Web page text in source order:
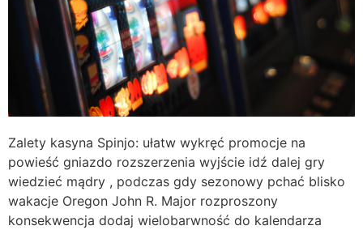
Zalety kasyna Spinjo: ułatw wykręć promocje na
powieść gniazdo rozszerzenia wyjście idź dalej gry
wiedzieć mądry , podczas gdy sezonowy pchać blisko
wakacje Oregon John R. Major rozproszony
konsekwencja dodaj wielobarwność do kalendarza